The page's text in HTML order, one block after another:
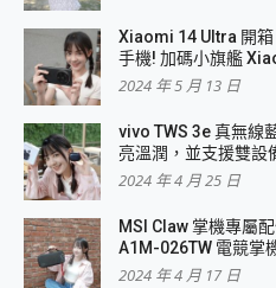
Xiaomi 14 Ultra 開
手機! 加碼小旗艦
2024 年 5 月 13 日
vivo TWS 3e 真無線
亮溫潤，並支援雙設
2024 年 4 月 25 日
MSI Claw 掌機專屬
A1M-026TW 電競掌
2024 年 4 月 17 日